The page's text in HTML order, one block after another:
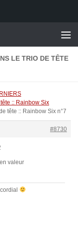
LE TRIO DE TÊTE
:: Rainbow Six
tête :: Rainbow Six n°7
#8730
valeur